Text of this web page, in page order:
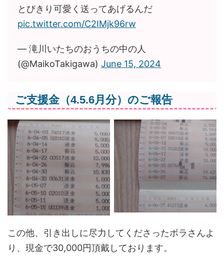
とびきり可愛く送ってあげるんだ
pic.twitter.com/C2IMjk96rw
— 滝川いたちのおうちの中の人
(@MaikoTakigawa) June 15, 2024
ご支援金（4.5.6月分）のご報告
この他、引き出しに尽力してくださったボラさんよ
り、現金で30,000円頂戴しております。